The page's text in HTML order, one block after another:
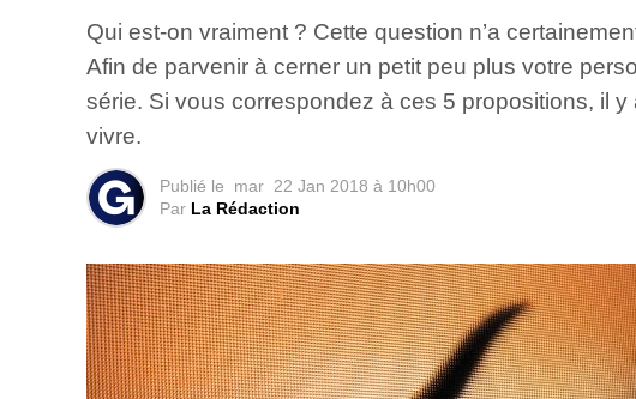
Qui est-on vraiment ? Cette question n’a
Afin de parvenir à cerner un petit peu plus votre
série. Si vous correspondez à ces 5 propositions, il
vivre.
Publié le mar 22 Jan 2018 à 10h00
Par La Rédaction